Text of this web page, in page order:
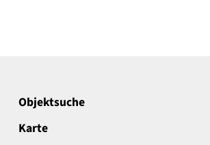
Objektsuche
Karte